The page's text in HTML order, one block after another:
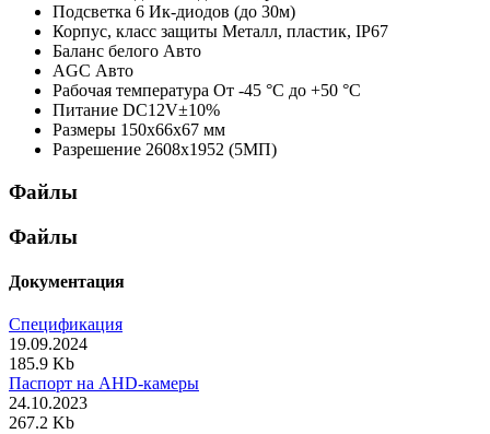
Подсветка 6 Ик-диодов (до 30м)
Корпус, класс защиты Металл, пластик, IP67
Баланс белого Авто
AGC Авто
Рабочая температура От -45 °С до +50 °С
Питание DC12V±10%
Размеры 150х66х67 мм
Разрешение 2608x1952 (5МП)
Файлы
Файлы
Документация
Спецификация
19.09.2024
185.9 Kb
Паспорт на AHD-камеры
24.10.2023
267.2 Kb